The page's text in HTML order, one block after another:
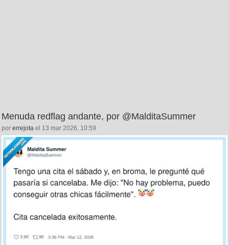
Menuda redflag andante, por @MalditaSummer
por errejota el 13 mar 2026, 10:59